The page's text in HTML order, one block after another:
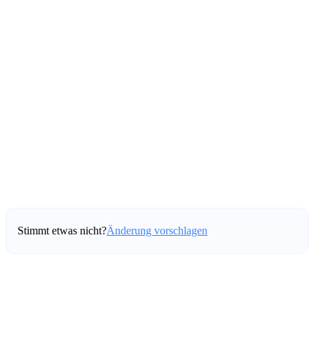
Stimmt etwas nicht?Änderung vorschlagen